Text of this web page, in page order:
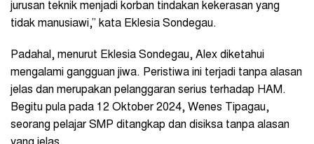
jurusan teknik menjadi korban tindakan kekerasan yang
tidak manusiawi,” kata Eklesia Sondegau.
Padahal, menurut Eklesia Sondegau, Alex diketahui
mengalami gangguan jiwa. Peristiwa ini terjadi tanpa alasan
jelas dan merupakan pelanggaran serius terhadap HAM.
Begitu pula pada 12 Oktober 2024, Wenes Tipagau,
seorang pelajar SMP ditangkap dan disiksa tanpa alasan